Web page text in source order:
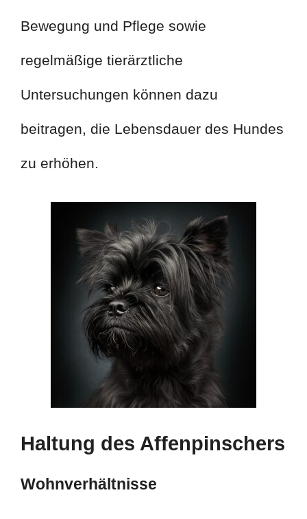
Bewegung und Pflege sowie
regelmäßige tierärztliche
Untersuchungen können dazu
beitragen, die Lebensdauer des Hundes
zu erhöhen.
Haltung des Affenpinschers
Wohnverhältnisse